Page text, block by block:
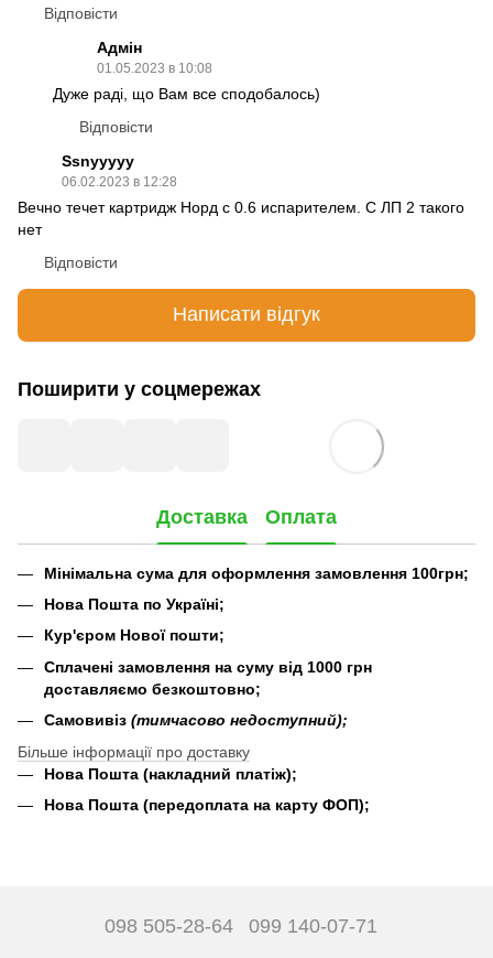
Відповісти
Адмін
01.05.2023 в 10:08
Дуже раді, що Вам все сподобалось)
Відповісти
Ssnyyyyy
06.02.2023 в 12:28
Вечно течет картридж Норд с 0.6 испарителем. С ЛП 2 такого
нет
Відповісти
Написати відгук
Поширити у соцмережах
Доставка Оплата
Мінімальна сума для оформлення замовлення 100грн;
Нова Пошта по Україні;
Кур'єром Нової пошти;
Сплачені замовлення на суму від 1000 грн
доставляємо безкоштовно;
Самовивіз (тимчасово недоступний);
Більше інформації про доставку
Нова Пошта (накладний платіж);
Нова Пошта (передоплата на карту ФОП);
098 505-28-64 099 140-07-71